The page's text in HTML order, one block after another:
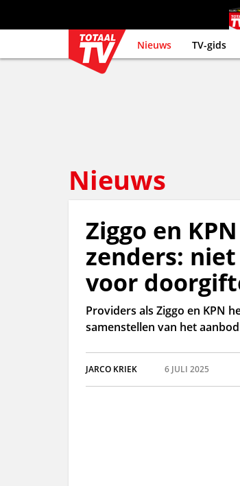
Nieuws TV-gids
Nieuws
Ziggo en
zenders:
voor
Providers als Ziggo en KPN
samenstellen van het
JARCO KRIEK 6 JULI 2025